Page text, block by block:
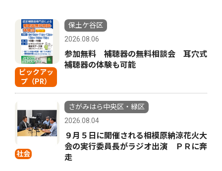
ピックアッ
プ（PR）
保土ケ谷区
2026.08.06
参加無料 補聴器の無料相談会 耳穴式
補聴器の体験も可能
社会
さがみはら中央区・緑区
2026.08.04
９月５日に開催される相模原納涼花火大
会の実行委員長がラジオ出演 ＰＲに奔
走